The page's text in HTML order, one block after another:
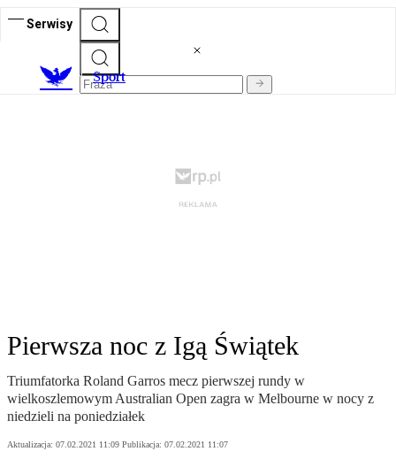
Serwisy
Sport
Pierwsza noc z Igą Świątek
Triumfatorka Roland Garros mecz pierwszej rundy w
wielkoszlemowym Australian Open zagra w Melbourne w nocy z
niedzieli na poniedziałek
Aktualizacja: 07.02.2021 11:09 Publikacja: 07.02.2021 11:07